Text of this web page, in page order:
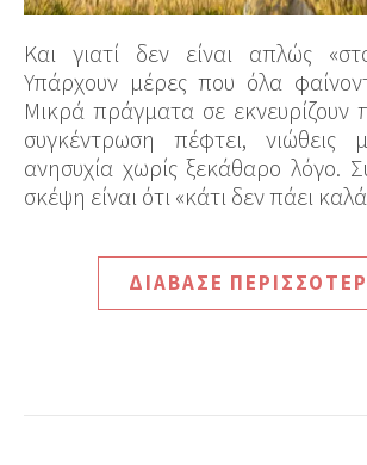
Και γιατί δεν είναι απλώς «στο μυαλό σου»
Υπάρχουν μέρες που όλα
Μικρά πράγματα σε εκνευρίζουν
συγκέντρωση πέφτει, νιώθεις
ανησυχία χωρίς ξεκάθαρο λόγο.
σκέψη είναι ότι «κάτι δεν πάει
ΔΙΆΒΑΣΕ